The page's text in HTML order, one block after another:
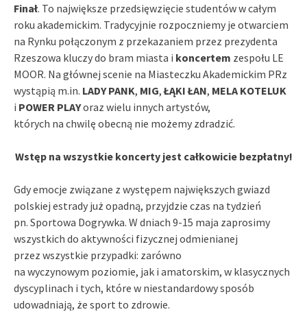
Finał. To największe przedsięwzięcie studentów w całym
roku akademickim. Tradycyjnie rozpoczniemy je otwarciem
na Rynku połączonym z przekazaniem przez prezydenta
Rzeszowa kluczy do bram miasta i koncertem zespołu LE
MOOR. Na głównej scenie na Miasteczku Akademickim PRz
wystąpią m.in. LADYPANK, MIG,ŁĄKI ŁAN, MELA KOTELUK
i POWER PLAYoraz wielu innych artystów,
których na chwilę obecną nie możemy zdradzić.
Wstęp na wszystkie koncerty jest całkowicie bezpłatny!
Gdy emocje związane z występem największych gwiazd
polskiej estrady już opadną, przyjdzie czas na tydzień
pn. Sportowa Dogrywka. W dniach 9-15 maja zaprosimy
wszystkich do aktywności fizycznej odmienianej
przez wszystkie przypadki: zarówno
na wyczynowym poziomie, jak i amatorskim, w klasycznych
dyscyplinach i tych, które w niestandardowy sposób
udowadniają, że sport to zdrowie.